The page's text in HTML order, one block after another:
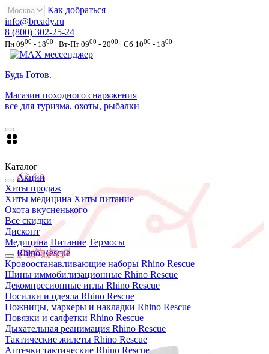
Как добраться
info@bready.ru
8 (800) 302-25-24
Пн 0900 - 1800 | Вт-Пт 0900 - 2000 | Сб 1000 - 1800
Будь Готов.
Магазин походного снаряжения
все для туризма, охоты, рыбалки
Каталог
Акции
Хиты продаж
Хиты медицина Хиты питание
Охота вкусненького
Все скидки
Дисконт
Медицина Питание Термосы
Rhino Rescue
Кровоостанавливающие наборы Rhino Rescue
Шины иммобилизационные Rhino Rescue
Декомпресионные иглы Rhino Rescue
Носилки и одеяла Rhino Rescue
Ножницы, маркеры и накладки Rhino Rescue
Повязки и салфетки Rhino Rescue
Дыхательная реанимация Rhino Rescue
Тактические жилеты Rhino Rescue
Аптечки тактические Rhino Rescue